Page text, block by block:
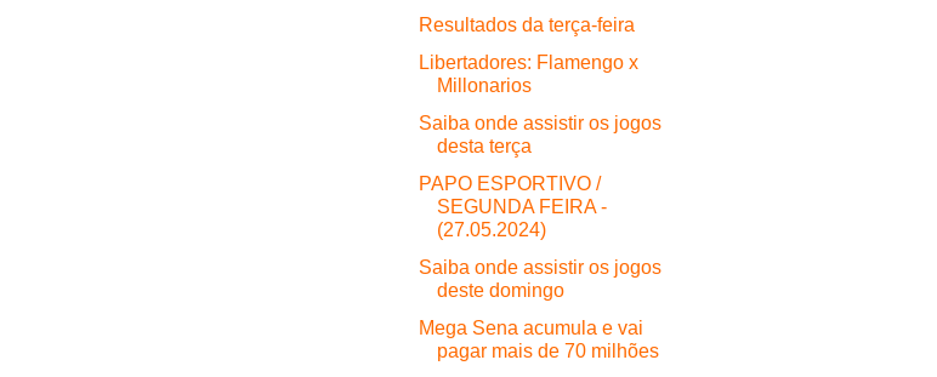
Resultados da terça-feira
Libertadores: Flamengo x
Millonarios
Saiba onde assistir os jogos
desta terça
PAPO ESPORTIVO /
SEGUNDA FEIRA -
(27.05.2024)
Saiba onde assistir os jogos
deste domingo
Mega Sena acumula e vai
pagar mais de 70 milhões